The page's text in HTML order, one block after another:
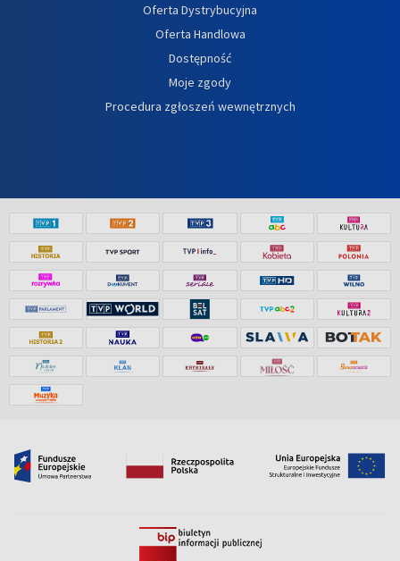
Oferta Dystrybucyjna
Oferta Handlowa
Dostępność
Moje zgody
Procedura zgłoszeń wewnętrznych